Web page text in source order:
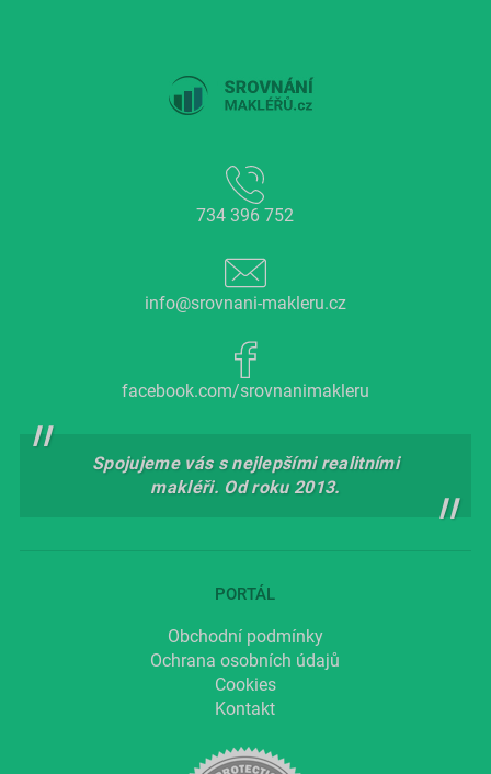
734 396 752
info@srovnani-makleru.cz
facebook.com/srovnanimakleru
Spojujeme vás s nejlepšími realitními
makléři. Od roku 2013.
PORTÁL
Obchodní podmínky
Ochrana osobních údajů
Cookies
Kontakt